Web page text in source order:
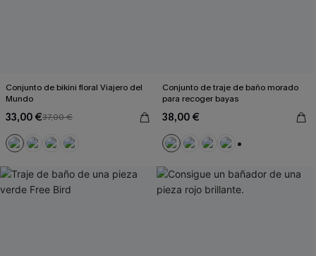
Conjunto de bikini floral Viajero del
Mundo
33,00 €37,00 €
Conjunto de traje de baño morado
para recoger bayas
38,00 €